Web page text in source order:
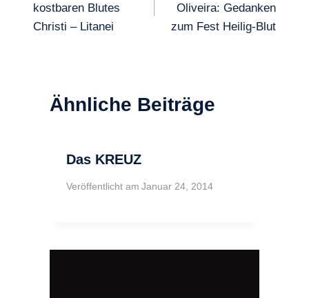
kostbaren Blutes
Christi – Litanei
Oliveira: Gedanken
zum Fest Heilig-Blut
Ähnliche Beiträge
Das KREUZ
Veröffentlicht am Januar 24, 2014